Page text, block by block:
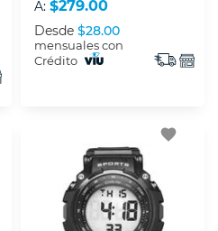
A: $279.00
Desde $28.00
mensuales con
Crédito
favorite